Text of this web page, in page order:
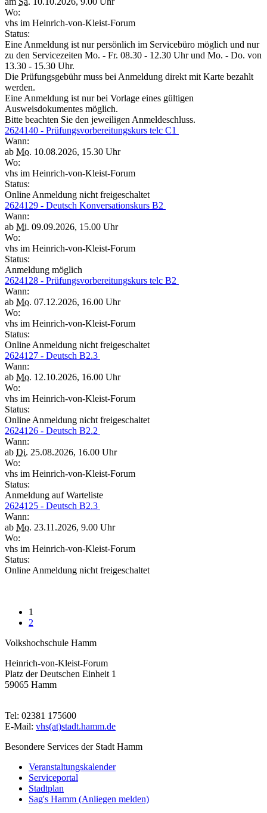
Wo:
vhs im Heinrich-von-Kleist-Forum
Status:
Eine Anmeldung ist nur persönlich im Servicebüro möglich und nur
zu den Servicezeiten Mo. - Fr. 08.30 - 12.30 Uhr und Mo. - Do. von
13.30 - 15.30 Uhr.
Die Prüfungsgebühr muss bei Anmeldung direkt mit Karte bezahlt
werden.
Eine Anmeldung ist nur bei Vorlage eines gültigen
Ausweisdokumentes möglich.
Bitte beachten Sie den jeweiligen Anmeldeschluss.
2624140 - Prüfungsvorbereitungskurs telc C1
Wann:
ab Mo. 10.08.2026, 15.30 Uhr
Wo:
vhs im Heinrich-von-Kleist-Forum
Status:
Online Anmeldung nicht freigeschaltet
2624129 - Deutsch Konversationskurs B2
Wann:
ab Mi. 09.09.2026, 15.00 Uhr
Wo:
vhs im Heinrich-von-Kleist-Forum
Status:
Anmeldung möglich
2624128 - Prüfungsvorbereitungskurs telc B2
Wann:
ab Mo. 07.12.2026, 16.00 Uhr
Wo:
vhs im Heinrich-von-Kleist-Forum
Status:
Online Anmeldung nicht freigeschaltet
2624127 - Deutsch B2.3
Wann:
ab Mo. 12.10.2026, 16.00 Uhr
Wo:
vhs im Heinrich-von-Kleist-Forum
Status:
Online Anmeldung nicht freigeschaltet
2624126 - Deutsch B2.2
Wann:
ab Di. 25.08.2026, 16.00 Uhr
Wo:
vhs im Heinrich-von-Kleist-Forum
Status:
Anmeldung auf Warteliste
2624125 - Deutsch B2.3
Wann:
ab Mo. 23.11.2026, 9.00 Uhr
Wo:
vhs im Heinrich-von-Kleist-Forum
Status:
Online Anmeldung nicht freigeschaltet
1
2
Volkshochschule Hamm
Heinrich-von-Kleist-Forum
Platz der Deutschen Einheit 1
59065 Hamm
Tel: 02381 175600
E-Mail: vhs(at)stadt.hamm.de
Besondere Services der Stadt Hamm
Veranstaltungskalender
Serviceportal
Stadtplan
Sag's Hamm (Anliegen melden)